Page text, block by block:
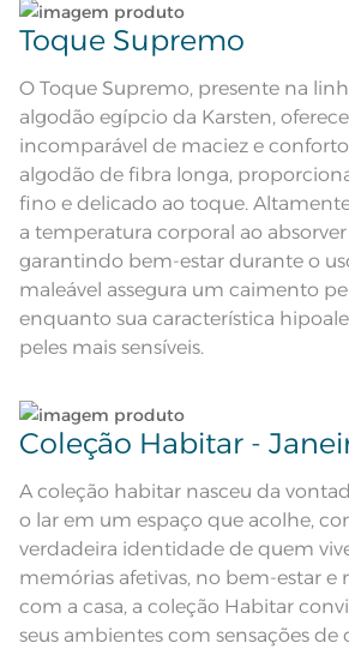
Tecido
Quantidade de Peças 1 Peça
Composição
100%
Tamanho
Medida
Instruções de Lavagem
Lavação a
Secar em
de passar
maxima de
Toque Supremo
O Toque Supremo, presente na
algodão egípcio da Karsten,
incomparável de maciez e
algodão de fibra longa,
fino e delicado ao toque.
a temperatura corporal ao
garantindo bem-estar durante o
maleável assegura um caimento
enquanto sua característica
peles mais sensíveis.
Coleção Habitar -
A coleção habitar nasceu da
o lar em um espaço que acolhe,
verdadeira identidade de quem
memórias afetivas, no bem-estar e
com a casa, a coleção Habitar
seus ambientes com sensações de